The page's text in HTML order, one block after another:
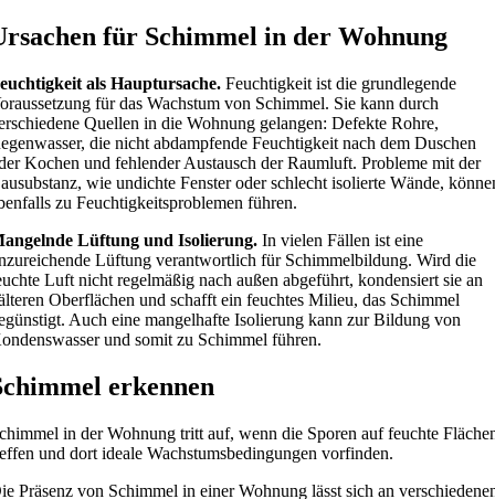
für Schimmel in der Wohnung
als Hauptursache. Feuchtigkeit ist die grundlegende
für das Wachstum von Schimmel. Sie kann durch
Quellen in die Wohnung gelangen: Defekte Rohre,
die nicht abdampfende Feuchtigkeit nach dem Duschen
Kochen und fehlender Austausch der Raumluft. Probleme mit der
wie undichte Fenster oder schlecht isolierte Wände,
zu Feuchtigkeitsproblemen führen.
Lüftung und Isolierung. In vielen Fällen ist eine
Lüftung verantwortlich für Schimmelbildung. Wird die
Luft nicht regelmäßig nach außen abgeführt, kondensiert sie an
Oberflächen und schafft ein feuchtes Milieu, das Schimmel
Auch eine mangelhafte Isolierung kann zur Bildung von
und somit zu Schimmel führen.
erkennen
in der Wohnung tritt auf, wenn die Sporen auf feuchte
und dort ideale Wachstumsbedingungen vorfinden.
Präsenz von Schimmel in einer Wohnung lässt sich an